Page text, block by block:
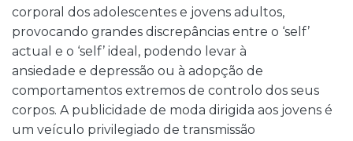
corporal dos adolescentes e jovens adultos,
provocando grandes discrepâncias entre o ‘self’
actual e o ‘self’ ideal, podendo levar à
ansiedade e depressão ou à adopção de
comportamentos extremos de controlo dos seus
corpos. A publicidade de moda dirigida aos jovens é
um veículo privilegiado de transmissão